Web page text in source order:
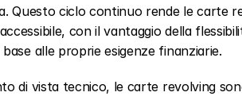
Questo ciclo continuo rende le carte
con il vantaggio della
base alle proprie esigenze finanziarie.